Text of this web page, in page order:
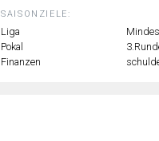
SAISONZIELE:
Liga
Pokal
Finanzen